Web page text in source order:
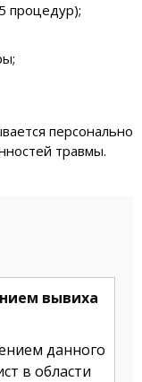
процедур);
персонально
травмы.
вывиха
данного
в области